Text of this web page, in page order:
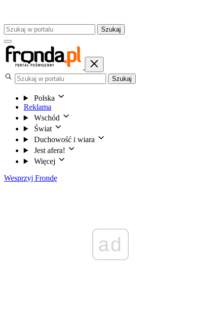
Szukaj
Szukaj
Polska
Reklama
Wschód
Świat
Duchowość i wiara
Jest afera!
Więcej
Wesprzyj Frondę
ad